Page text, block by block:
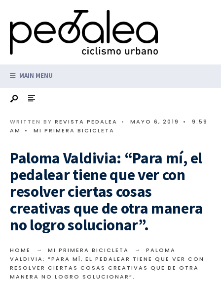
MAIN MENU
WRITTEN BY REVISTA PEDALEA • MAYO 6, 2019 •
9:59
AM
• MI PRIMERA BICICLETA
Paloma Valdivia: “Para mí, el
pedalear tiene que ver con
resolver ciertas cosas
creativas que de otra manera
no logro solucionar”.
HOME MI PRIMERA BICICLETA
PALOMA
VALDIVIA: “PARA MÍ, EL PEDALEAR TIENE QUE VER CON
RESOLVER CIERTAS COSAS CREATIVAS QUE DE OTRA
MANERA NO LOGRO SOLUCIONAR”.